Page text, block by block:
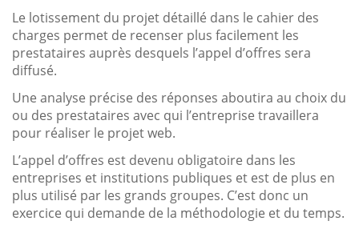
Le lotissement du projet détaillé dans le cahier des
charges permet de recenser plus facilement les
prestataires auprès desquels l’appel d’offres sera
diffusé.
Une analyse précise des réponses aboutira au choix du
ou des prestataires avec qui l’entreprise travaillera
pour réaliser le projet web.
L’appel d’offres est devenu obligatoire dans les
entreprises et institutions publiques et est de plus en
plus utilisé par les grands groupes. C’est donc un
exercice qui demande de la méthodologie et du temps.